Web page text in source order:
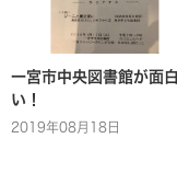
一宮市中央図書館が面白
い！
2019年08月18日